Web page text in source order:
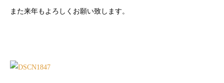
また来年もよろしくお願い致します。